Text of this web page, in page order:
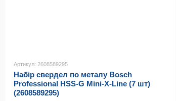
Артикул: 2608589295
Набір свердел по металу Bosch
Professional HSS-G Mini-X-Line (7 шт)
(2608589295)